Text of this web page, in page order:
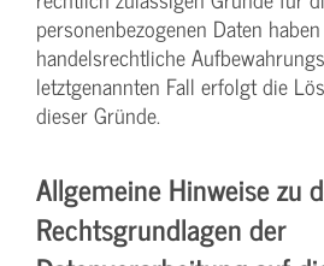
personenbezogenen Daten
handelsrechtliche
letztgenannten Fall erfolgt die
dieser Gründe.
Allgemeine Hinweise zu
Rechtsgrundlagen der